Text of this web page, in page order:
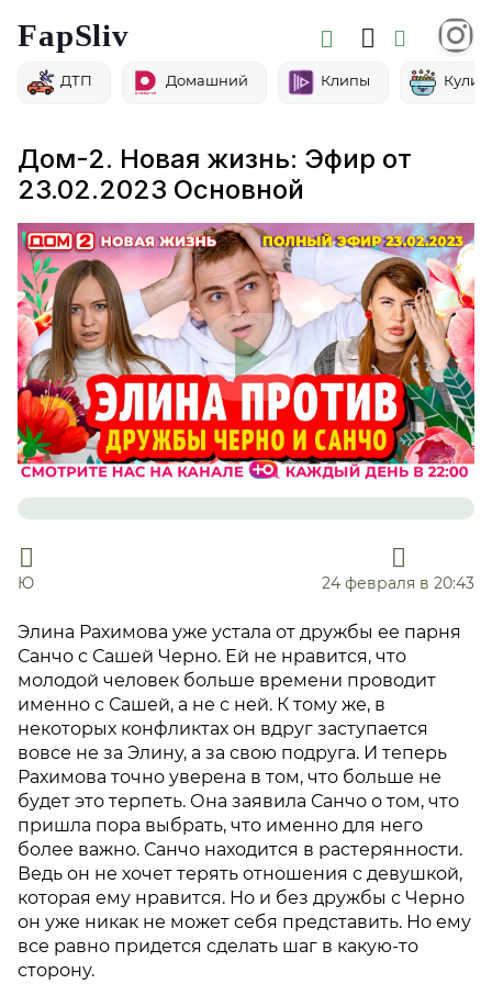
FapSliv
ДТП Домашний Клипы
Дом-2. Новая жизнь: Эфир от
23.02.2023 Основной
Ю 24 февраля в 20:43
Элина Рахимова уже устала от дружбы ее парня
Санчо с Сашей Черно. Ей не нравится, что
молодой человек больше времени проводит
именно с Сашей, а не с ней. К тому же, в
некоторых конфликтах он вдруг заступается
вовсе не за Элину, а за свою подруга. И теперь
Рахимова точно уверена в том, что больше не
будет это терпеть. Она заявила Санчо о том, что
пришла пора выбрать, что именно для него
более важно. Санчо находится в растерянности.
Ведь он не хочет терять отношения с девушкой,
которая ему нравится. Но и без дружбы с Черно
он уже никак не может себя представить. Но ему
все равно придется сделать шаг в какую-то
сторону.